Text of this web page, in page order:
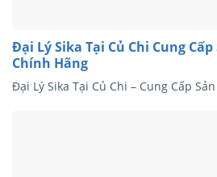
Đại Lý Sika Tại Củ Chi Cung
Chính Hãng
Đại Lý Sika Tại Củ Chi – Cung Cấp